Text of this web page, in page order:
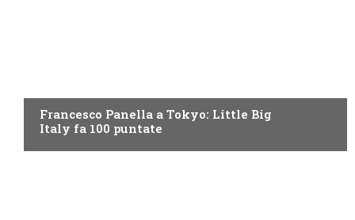
Francesco Panella a Tokyo: Little Big
Italy fa 100 puntate